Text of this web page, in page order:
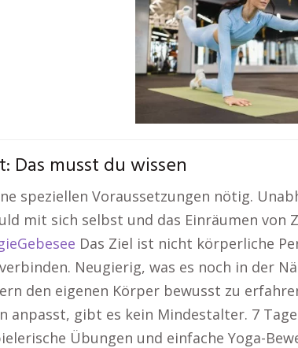
Das musst du wissen
speziellen Voraussetzungen nötig.
mit sich selbst und das Einräumen
Das Ziel ist nicht körperliche
Neugierig, was es noch in der
den eigenen Körper bewusst zu
anpasst, gibt es kein Mindestalter. 7
Übungen und einfache Yoga-